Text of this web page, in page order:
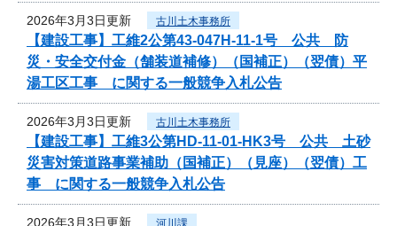
2026年3月3日更新 古川土木事務所
【建設工事】工維2公第43-047H-11-1号 公共 防
災・安全交付金（舗装道補修）（国補正）（翌債）平
湯工区工事 に関する一般競争入札公告
2026年3月3日更新 古川土木事務所
【建設工事】工維3公第HD-11-01-HK3号 公共 土砂
災害対策道路事業補助（国補正）（見座）（翌債）工
事 に関する一般競争入札公告
2026年3月3日更新 河川課